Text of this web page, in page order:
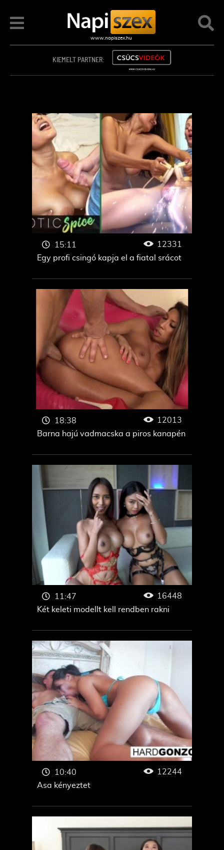
KIEMELT PARTNER:
Egy profi csingó kapja el a fiatal srácot
15:11 12331
Barna hajú vadmacska a piros kanapén
18:38 12013
Két keleti modellt kell rendben rakni
11:47 16448
Asa kényeztet
10:40 12244